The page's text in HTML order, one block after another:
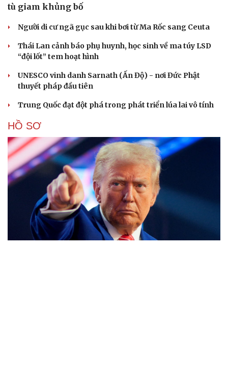
tù giam khủng bố
Người di cư ngã gục sau khi bơi từ Ma Rốc sang Ceuta
Thái Lan cảnh báo phụ huynh, học sinh về ma túy LSD
“đội lốt” tem hoạt hình
UNESCO vinh danh Sarnath (Ấn Độ) - nơi Đức Phật
thuyết pháp đầu tiên
Trung Quốc đạt đột phá trong phát triển lúa lai vô tính
HỒ SƠ